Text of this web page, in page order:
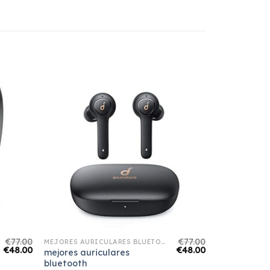
€77.00
€48.00
MEJORES AURICULARES BLUETOOTH
mejores auriculares
bluetooth
€77.00
€48.00